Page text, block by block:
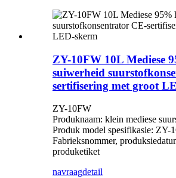
ZY-10FW 10L Mediese
suiwerheid
sertifisering met groot
ZY-10FW
Produknaam: klein mediese
Produk model spesifikasie: ZY-
Fabrieksnommer,
produketiket
navraagdetail